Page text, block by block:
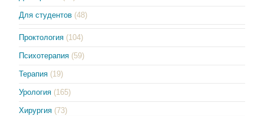
Для студентов (48)
Проктология (104)
Психотерапия (59)
Терапия (19)
Урология (165)
Хирургия (73)